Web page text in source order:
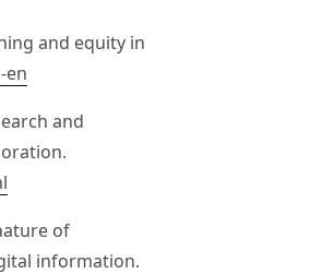
and equity in
en
and
of
information.